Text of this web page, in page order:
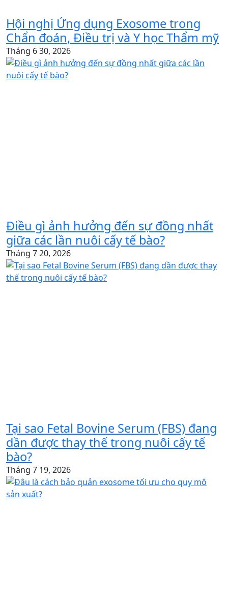
Hội nghị Ứng dụng Exosome trong
Chẩn đoán, Điều trị và Y học Thẩm mỹ
Tháng 6 30, 2026
Điều gì ảnh hưởng đến sự đồng nhất
giữa các lần nuôi cấy tế bào?
Tháng 7 20, 2026
Tại sao Fetal Bovine Serum (FBS) đang
dần được thay thế trong nuôi cấy tế
bào?
Tháng 7 19, 2026